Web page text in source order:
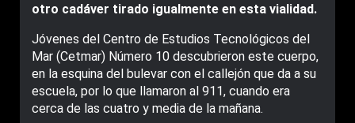
otro cadáver tirado igualmente en esta vialidad.
Jóvenes del Centro de Estudios Tecnológicos del
Mar (Cetmar) Número 10 descubrieron este cuerpo,
en la esquina del bulevar con el callejón que da a su
escuela, por lo que llamaron al 911, cuando era
cerca de las cuatro y media de la mañana.